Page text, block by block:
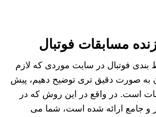
مسابقات فوتبال
فوتبال در سایت موردی که لازم
به صورت دقیق تری توضیح دهیم، پیش
است. در واقع در این روش که در
و جامع ارائه شده است، شما می